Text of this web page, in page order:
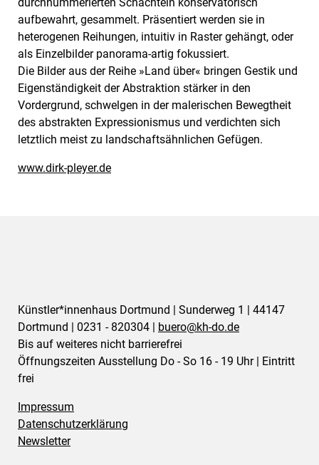
aufbewahrt, gesammelt. Präsentiert werden sie in
heterogenen Reihungen, intuitiv in Raster gehängt, oder
als Einzelbilder panorama-artig fokussiert.
Die Bilder aus der Reihe »Land über« bringen Gestik und
Eigenständigkeit der Abstraktion stärker in den
Vordergrund, schwelgen in der malerischen Bewegtheit
des abstrakten Expressionismus und verdichten sich
letztlich meist zu landschaftsähnlichen Gefügen.
www.dirk-pleyer.de
Künstler*innenhaus Dortmund | Sunderweg 1 | 44147
Dortmund | 0231 - 820304 | buero@kh-do.de
Bis auf weiteres nicht barrierefrei
Öffnungszeiten Ausstellung Do - So 16 - 19 Uhr | Eintritt
frei
Impressum
Datenschutzerklärung
Newsletter